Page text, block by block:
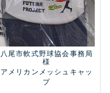
八尾市軟式野球協会事務局
様
アメリカンメッシュキャッ
プ